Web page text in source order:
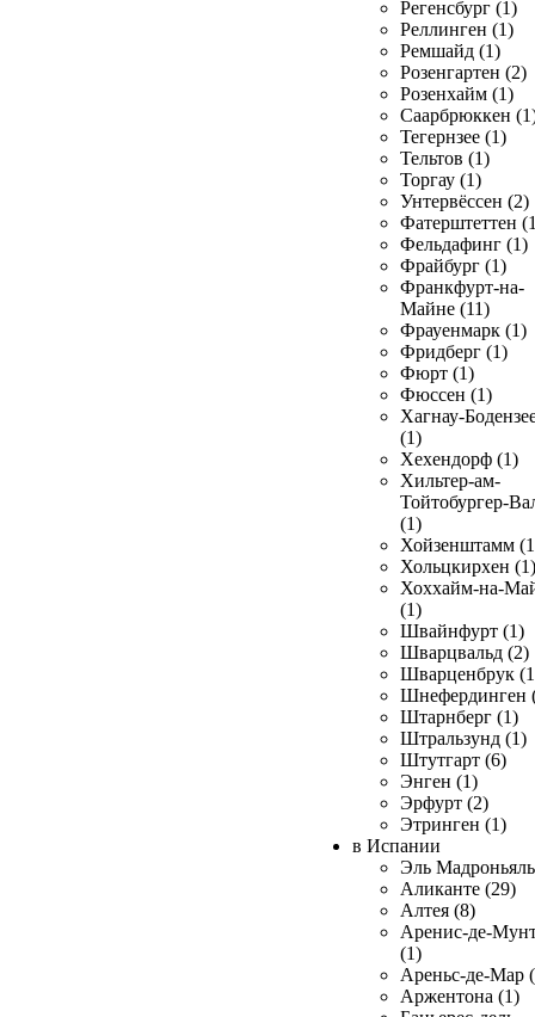
Регенсбург (1)
Реллинген (1)
Ремшайд (1)
Розенгартен (2)
Розенхайм (1)
Саарбрюккен
Тегернзее (1)
Тельтов (1)
Торгау (1)
Унтервёссен (2)
Фатерштеттен
Фельдафинг (1)
Фрайбург (1)
Франкфурт-на-
Майне (11)
Фрауенмарк (1)
Фридберг (1)
Фюрт (1)
Фюссен (1)
Хагнау-
(1)
Хехендорф (1)
Хильтер-ам-
Тойтобургер-
(1)
Хойзенштамм
Хольцкирхен (1)
Хоххайм-на-
(1)
Швайнфурт (1)
Шварцвальд (2)
Шварценбрук
Шнефердинген
Штарнберг (1)
Штральзунд (1)
Штутгарт (6)
Энген (1)
Эрфурт (2)
Этринген (1)
в Испании
Эль
Аликанте (29)
Алтея (8)
Аренис-де-
(1)
Ареньс-де-Мар
Аржентона (1)